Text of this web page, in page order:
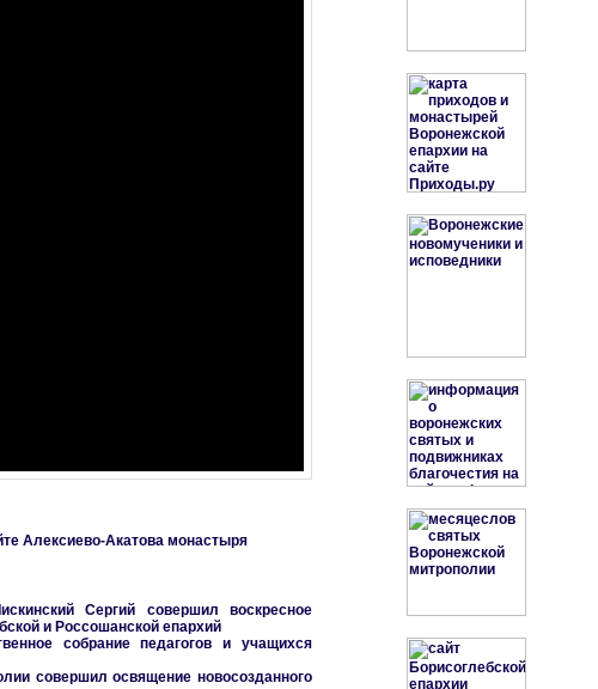
Алексиево-Акатова монастыря
Сергий совершил воскресное
и Россошанской епархий
собрание педагогов и учащихся
совершил освящение новосозданного